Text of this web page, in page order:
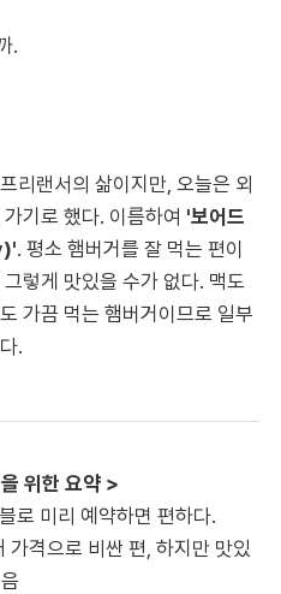
.
리랜서의 삶이지만, 오늘은 외
기로 했다. 이름하여 '보어드
. 평소 햄버거를 잘 먹는 편이
렇게 맛있을 수가 없다. 맥도
가끔 먹는 햄버거이므로 일부
.
위한 요약 >
로 미리 예약하면 편하다.
격으로 비싼 편, 하지만 맛있
음